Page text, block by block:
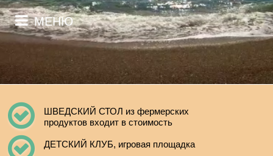
МЕНЮ
ШВЕДСКИЙ СТОЛ из фермерских
продуктов входит в стоимость
ДЕТСКИЙ КЛУБ, игровая площадка